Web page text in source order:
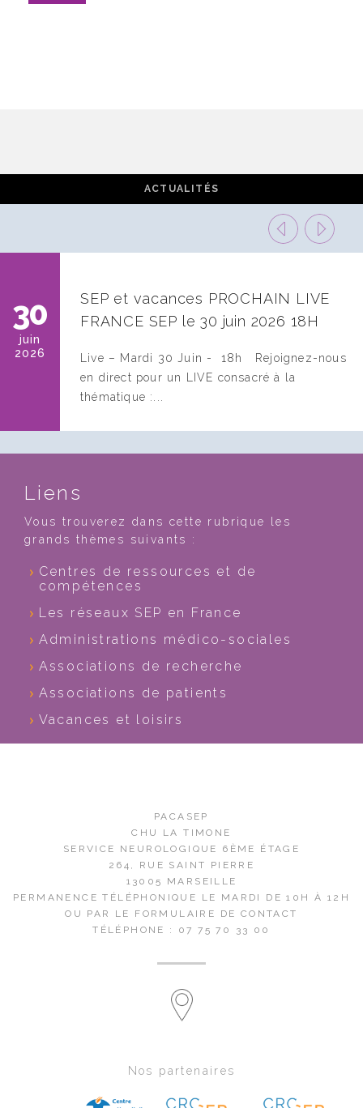
ACTUALITÉS
30
juin
2026
SEP et vacances PROCHAIN LIVE
FRANCE SEP le 30 juin 2026 18H
Live – Mardi 30 Juin - 18h Rejoignez-nous
en direct pour un LIVE consacré à la
thématique :...
Liens
Vous trouverez dans cette rubrique les
grands thèmes suivants :
Centres de ressources et de
compétences
Les réseaux SEP en France
Administrations médico-sociales
Associations de recherche
Associations de patients
Vacances et loisirs
PACASEP
CHU LA TIMONE
SERVICE NEUROLOGIQUE 6ÈME ÉTAGE
264, RUE SAINT PIERRE
13005 MARSEILLE
PERMANENCE TÉLÉPHONIQUE LE MARDI DE 10H À 12H
OU PAR LE FORMULAIRE DE CONTACT
TÉLÉPHONE : 07 75 70 33 00
Nos partenaires